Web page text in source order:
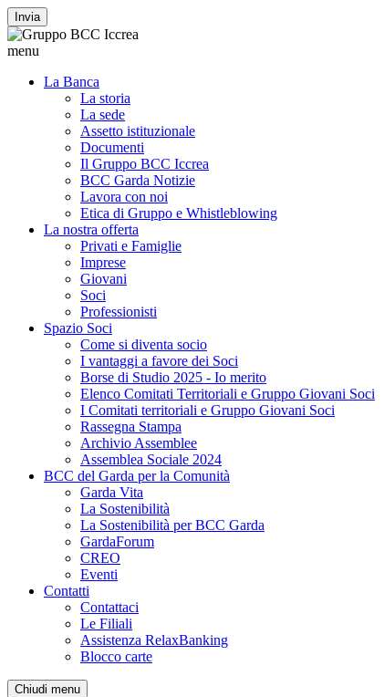
Invia
menu
La Banca
La storia
La sede
Assetto istituzionale
Documenti
Il Gruppo BCC Iccrea
BCC Garda Notizie
Lavora con noi
Etica di Gruppo e Whistleblowing
La nostra offerta
Privati e Famiglie
Imprese
Giovani
Soci
Professionisti
Spazio Soci
Come si diventa socio
I vantaggi a favore dei Soci
Borse di Studio 2025 - Io merito
Elenco Comitati Territoriali e Gruppo Giovani Soci
I Comitati territoriali e Gruppo Giovani Soci
Rassegna Stampa
Archivio Assemblee
Assemblea Sociale 2024
BCC del Garda per la Comunità
Garda Vita
La Sostenibilità
La Sostenibilità per BCC Garda
GardaForum
CREO
Eventi
Contatti
Contattaci
Le Filiali
Assistenza RelaxBanking
Blocco carte
Chiudi menu